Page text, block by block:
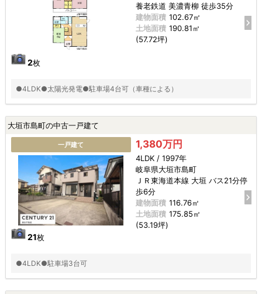
2枚
養老鉄道 美濃青柳 徒歩35分
建物面積 102.67㎡
土地面積 190.81㎡
(57.72坪)
●4LDK●太陽光発電●駐車場4台可（車種による）
大垣市島町の中古一戸建て
一戸建て
21枚
1,380万円
4LDK / 1997年
岐阜県大垣市島町
ＪＲ東海道本線 大垣 バス21分停
歩6分
建物面積 116.76㎡
土地面積 175.85㎡
(53.19坪)
●4LDK●駐車場3台可